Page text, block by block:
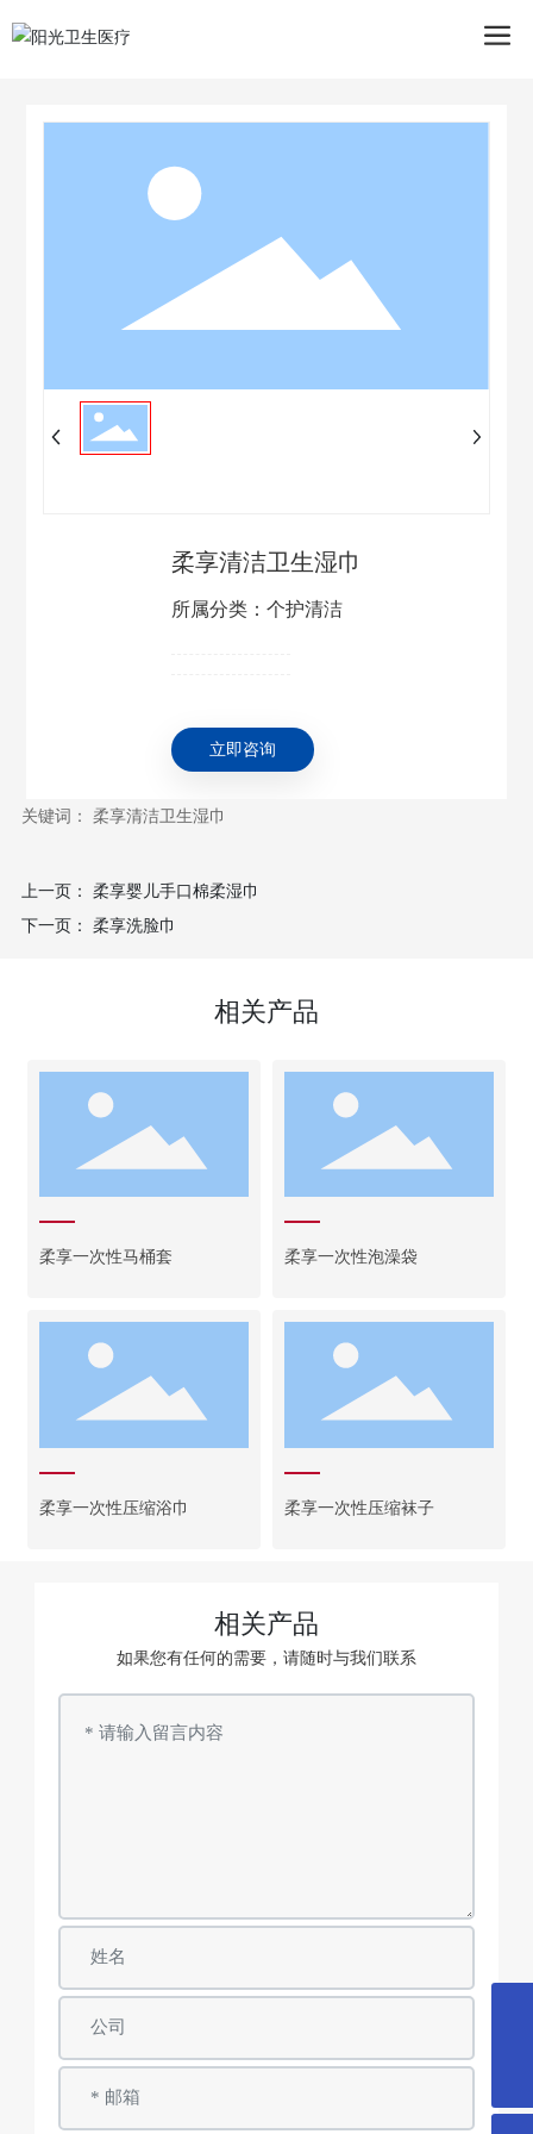
柔享清洁卫生湿巾
所属分类：个护清洁
立即咨询
关键词： 柔享清洁卫生湿巾
上一页： 柔享婴儿手口棉柔湿巾
下一页： 柔享洗脸巾
相关产品
柔享一次性马桶套 柔享一次性泡澡袋
柔享一次性压缩浴巾 柔享一次性压缩袜子
相关产品
如果您有任何的需要，请随时与我们联系
info@ygwsyl.com